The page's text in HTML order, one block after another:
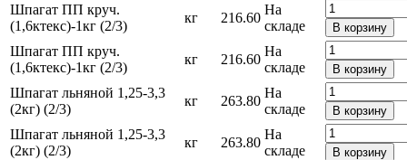
Шпагат ПП круч.
(1,6ктекс)-1кг (2/3)
кг 216.60
На
складе
В корзину
Шпагат ПП круч.
(1,6ктекс)-1кг (2/3)
кг 216.60
На
складе
В корзину
Шпагат льняной 1,25-3,3
(2кг) (2/3)
кг 263.80
На
складе
В корзину
Шпагат льняной 1,25-3,3
(2кг) (2/3)
кг 263.80
На
складе
В корзину